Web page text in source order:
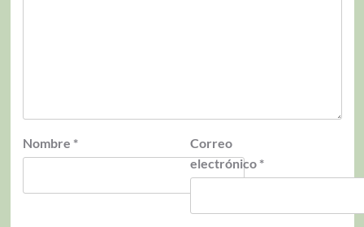
Nombre *
Correo
electrónico *